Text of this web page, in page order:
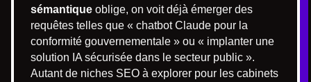
sémantique oblige, on voit déjà émerger des
requêtes telles que « chatbot Claude pour la
conformité gouvernementale » ou « implanter une
solution IA sécurisée dans le secteur public ».
Autant de niches SEO à explorer pour les cabinets